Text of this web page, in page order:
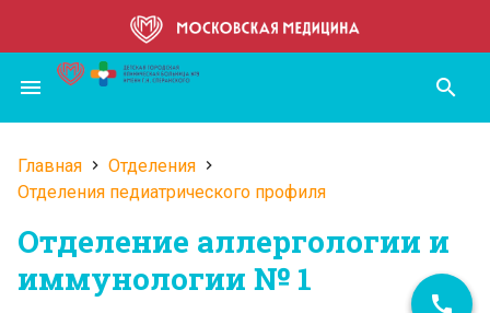
основному
содержанию
menu search
Строка
навигации
Главная
Отделения
Отделения педиатрического профиля
Отделение аллергологии и
иммунологии № 1